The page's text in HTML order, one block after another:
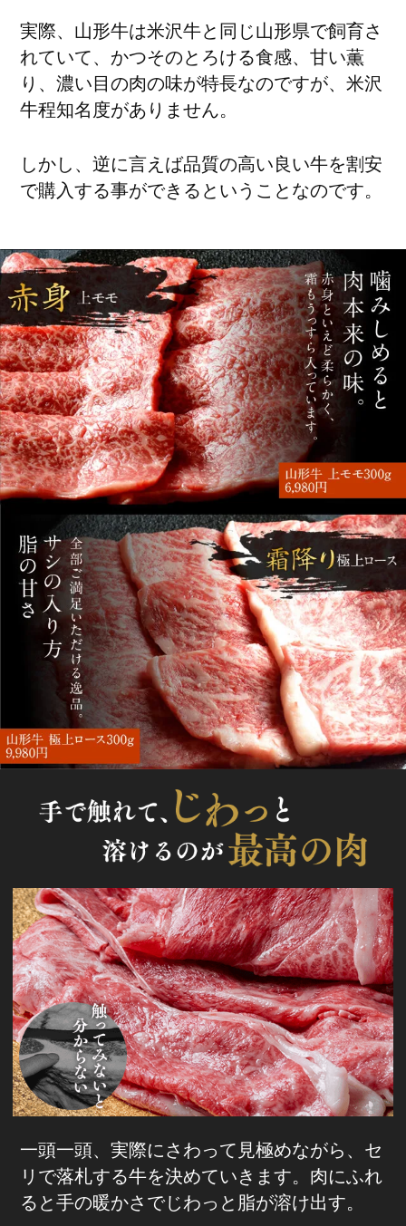
実際、山形牛は米沢牛と同じ山形県で飼育さ
れていて、かつそのとろける食感、甘い薫
り、濃い目の肉の味が特長なのですが、米沢
牛程知名度がありません。
しかし、逆に言えば品質の高い良い牛を割安
で購入する事ができるということなのです。
一頭一頭、実際にさわって見極めながら、セ
リで落札する牛を決めていきます。肉にふれ
ると手の暖かさでじわっと脂が溶け出す。